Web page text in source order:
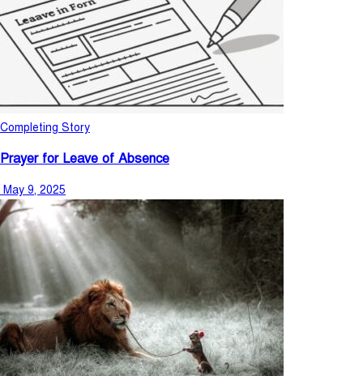
Completing Story
Prayer for Leave of Absence
May 9, 2025